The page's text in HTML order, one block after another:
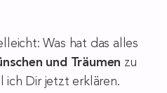
Was hat das alles
und Träumen zu
ich Dir jetzt erklären.